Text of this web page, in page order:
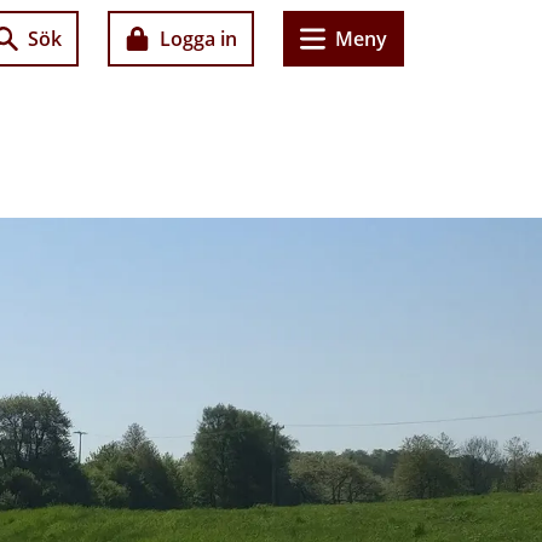
Sök Logga in Meny